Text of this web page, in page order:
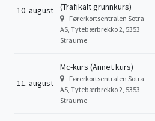
10. august
(Trafikalt grunnkurs)
Førerkortsentralen Sotra
AS, Tytebærbrekko 2, 5353
Straume
11. august
Mc-kurs (Annet kurs)
Førerkortsentralen Sotra
AS, Tytebærbrekko 2, 5353
Straume